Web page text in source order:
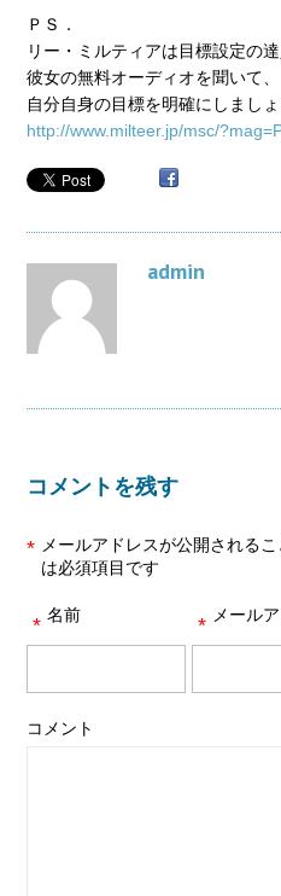
ＰＳ．
リー・ミルティアは目標設定の達
彼女の無料オーディオを聞いて、
自分自身の目標を明確にしましょ
http://www.milteer.jp/msc/
admin
コメントを残す
メールアドレスが公開される
*
は必須項目です
名前
* メール
*
コメント